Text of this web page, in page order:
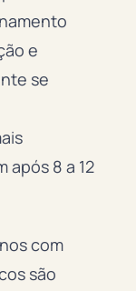
e
se
após 8 a 12
com
são